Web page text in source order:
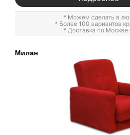
* Можем сделать в
* Более 100 вариантов
* Доставка по Москве
Милан